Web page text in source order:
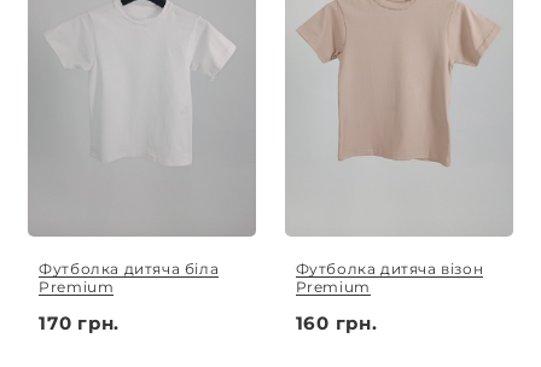
Футболка дитяча біла
Premium
170 грн.
Футболка дитяча візон
Premium
160 грн.